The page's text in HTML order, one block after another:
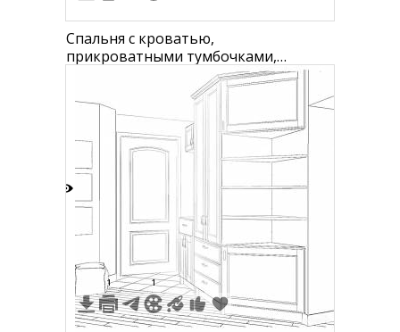
Спальня с кроватью,
прикроватными тумбочками,
торшерами, комодом с зеркалом,
пуфиком, окном, картиной и
занавесками
1 1